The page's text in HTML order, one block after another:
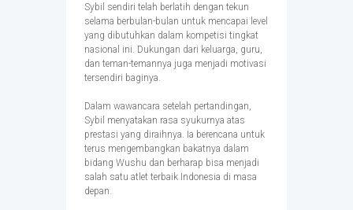
Sybil sendiri telah berlatih dengan tekun
selama berbulan-bulan untuk mencapai level
yang dibutuhkan dalam kompetisi tingkat
nasional ini. Dukungan dari keluarga, guru,
dan teman-temannya juga menjadi motivasi
tersendiri baginya.
Dalam wawancara setelah pertandingan,
Sybil menyatakan rasa syukurnya atas
prestasi yang diraihnya. Ia berencana untuk
terus mengembangkan bakatnya dalam
bidang Wushu dan berharap bisa menjadi
salah satu atlet terbaik Indonesia di masa
depan.